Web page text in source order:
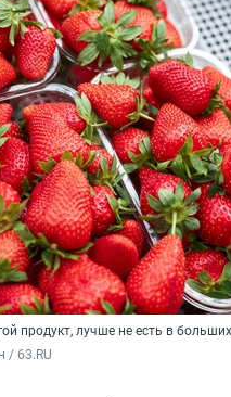
продукт, лучше не есть в
/ 63.RU